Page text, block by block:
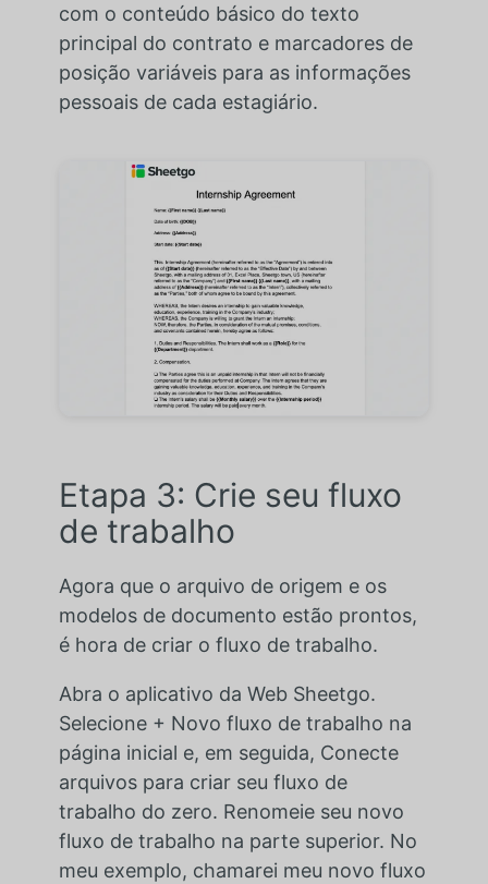
com o conteúdo básico do texto
principal do contrato e marcadores de
posição variáveis para as informações
pessoais de cada estagiário.
Etapa 3: Crie seu fluxo
de trabalho
Agora que o arquivo de origem e os
modelos de documento estão prontos,
é hora de criar o fluxo de trabalho.
Abra o aplicativo da Web Sheetgo.
Selecione + Novo fluxo de trabalho na
página inicial e, em seguida, Conecte
arquivos para criar seu fluxo de
trabalho do zero. Renomeie seu novo
fluxo de trabalho na parte superior. No
meu exemplo, chamarei meu novo fluxo